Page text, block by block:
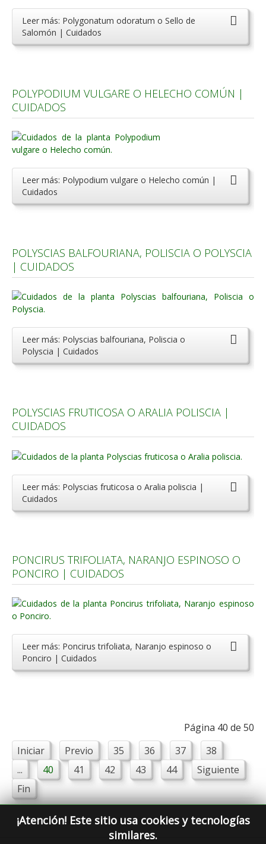
Leer más: Polygonatum odoratum o Sello de
Salomón | Cuidados
POLYPODIUM VULGARE O HELECHO COMÚN |
CUIDADOS
Leer más: Polypodium vulgare o Helecho común |
Cuidados
POLYSCIAS BALFOURIANA, POLISCIA O POLYSCIA
| CUIDADOS
Leer más: Polyscias balfouriana, Poliscia o
Polyscia | Cuidados
POLYSCIAS FRUTICOSA O ARALIA POLISCIA |
CUIDADOS
Leer más: Polyscias fruticosa o Aralia poliscia |
Cuidados
PONCIRUS TRIFOLIATA, NARANJO ESPINOSO O
PONCIRO | CUIDADOS
Leer más: Poncirus trifoliata, Naranjo espinoso o
Ponciro | Cuidados
Página 40 de 50
Iniciar
Previo 35 36 37
38
...
40 41 42 43 44
Siguiente
Fin
¡Atención! Este sitio usa cookies y tecnologías
similares.